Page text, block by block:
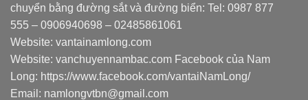
chuyển bằng đường sắt và đường biển: Tel: 0987 877
555 – 0906940698 – 02485861061
Website: vantainamlong.com
Website: vanchuyennambac.com Facebook của Nam
Long: https://www.facebook.com/vantaiNamLong/
Email: namlongvtbn@gmail.com